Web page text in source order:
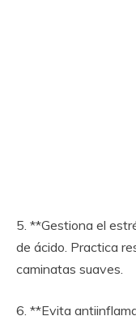
5. **Gestiona el
de ácido. Practica
caminatas suaves.
6. **Evita